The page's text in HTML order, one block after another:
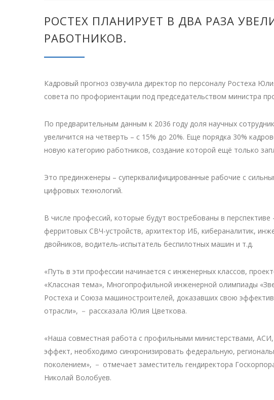
РОСТЕХ ПЛАНИРУЕТ В ДВА РАЗА
РАБОТНИКОВ.
Кадровый прогноз озвучила директор по персоналу Ростеха
совета по профориентации под председательством министра
По предварительным данным к 2036 году доля научных
увеличится на четверть – с 15% до 20%. Еще порядка 30%
новую категорию работников, создание которой ещё только
Это прединженеры – суперквалифицированные рабочие с
цифровых технологий.
В числе профессий, которые будут востребованы в
ферритовых СВЧ-устройств, архитектор ИБ, кибераналитик,
двойников, водитель-испытатель беспилотных машин и т.д.
«Путь в эти профессии начинается с инженерных классов,
«Классная тема», Многопрофильной инженерной олимпиады
Ростеха и Союза машиностроителей, доказавших свою
отрасли», － рассказала Юлия Цветкова.
«Наша совместная работа с профильными министерствами,
эффект, необходимо синхронизировать федеральную,
поколением», － отмечает заместитель гендиректора
Николай Волобуев.